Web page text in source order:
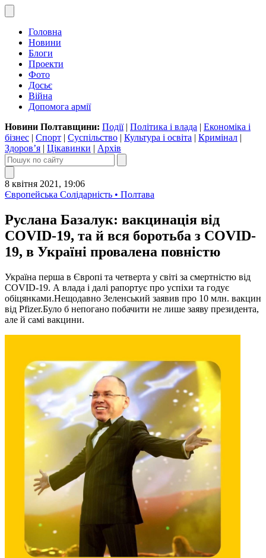
Головна
Новини
Блоги
Проекти
Фото
Досьє
Війна
Допомога армії
Новини Полтавщини: Події| Політика і влада | Економіка і
бізнес | Спорт | Суспільство | Культура і освіта | Кримінал |
Здоров’я | Цікавинки | Архів
8 квітня 2021, 19:06
Європейська Солідарність • Полтава
Руслана Базалук: вакцинація від
COVID-19, та й вся боротьба з COVID-
19, в Україні провалена повністю
Україна перша в Європі та четверта у світі за смертністю від
COVID-19. А влада і далі рапортує про успіхи та годує
обіцянками.Нещодавно Зеленський заявив про 10 млн. вакцин
від Pfizer.Було б непогано побачити не лише заяву президента,
але й самі вакцини.